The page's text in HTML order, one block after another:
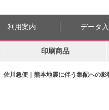
佐川急便｜熊本地震に伴う集配への
利用案内 データ
印刷商品